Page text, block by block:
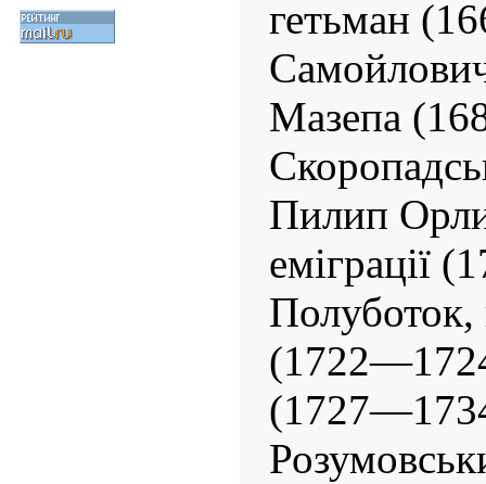
гетьман
Мазепа
Пилип
еміграції
Полуботок,